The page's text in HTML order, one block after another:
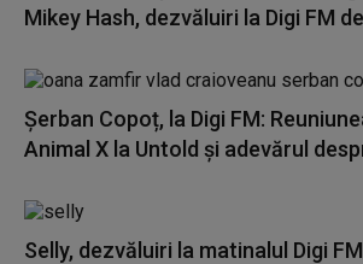
Mikey Hash, dezvăluiri la Digi FM
Șerban Copoț, la Digi FM:
Animal X la Untold și adevărul
Selly, dezvăluiri la matinalul Digi